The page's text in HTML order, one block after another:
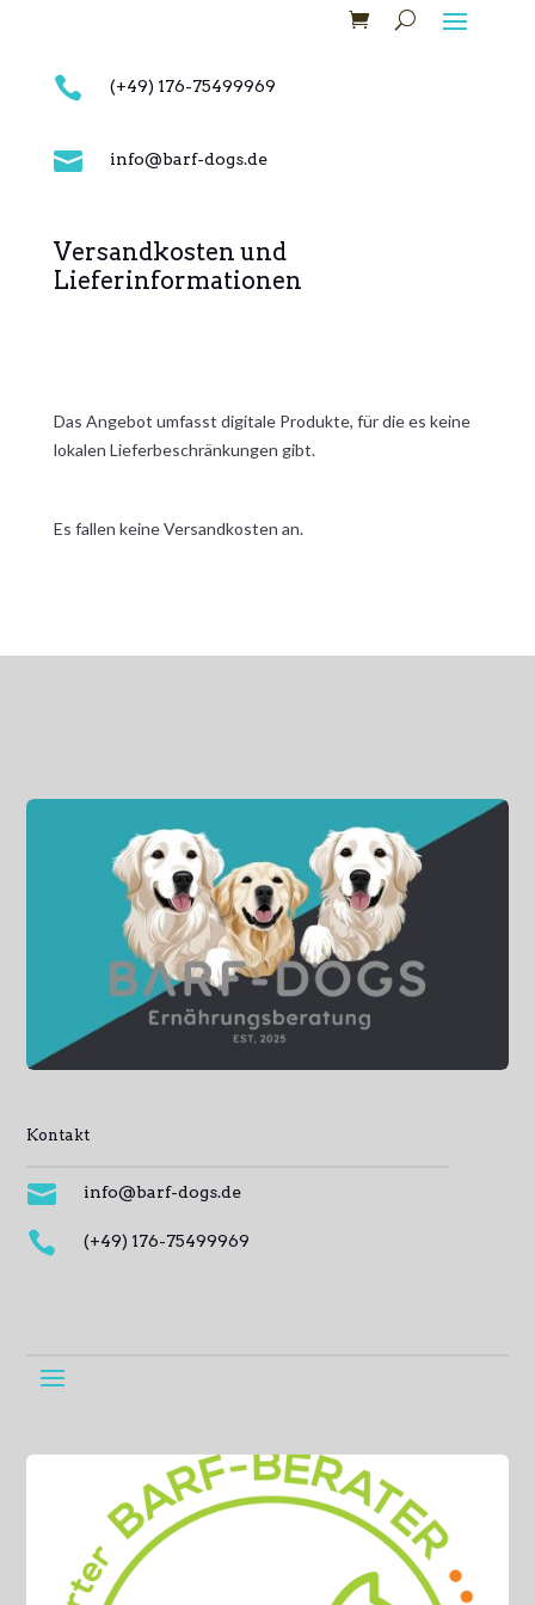
 (+49) 176-75499969
 info@barf-dogs.de
Versandkosten und
Lieferinformationen
Das Angebot umfasst digitale Produkte, für die es keine
lokalen Lieferbeschränkungen gibt.
Es fallen keine Versandkosten an.
Kontakt
 info@barf-dogs.de
 (+49) 176-75499969